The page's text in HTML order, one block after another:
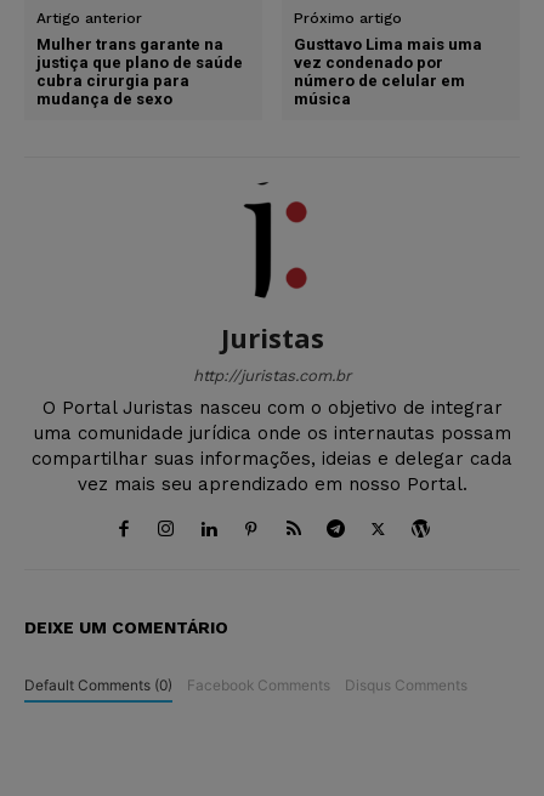
Artigo anterior
Mulher trans garante na
justiça que plano de saúde
cubra cirurgia para
mudança de sexo
Próximo artigo
Gusttavo Lima mais uma
vez condenado por
número de celular em
música
Juristas
http://juristas.com.br
O Portal Juristas nasceu com o objetivo de integrar
uma comunidade jurídica onde os internautas possam
compartilhar suas informações, ideias e delegar cada
vez mais seu aprendizado em nosso Portal.
DEIXE UM COMENTÁRIO
Default Comments (0) Facebook Comments Disqus Comments